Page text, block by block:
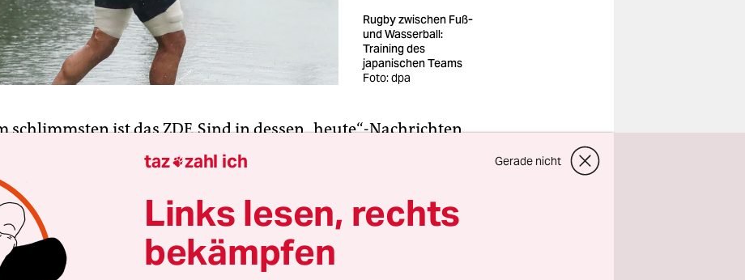
Rugby zwischen Fuß-
und Wasserball:
Training des
japanischen Teams
Foto: dpa
schlimmsten ist das ZDF. Sind in dessen „heute“-Nachrichten
die Schreckensmeldungen verlesen, wird sich dem „Norbert“
der „Kristin“ zugewandt. „Und nun zu etwas
dem Sport.“ Dann gibt’s deutsche Siege, an diesem
aus Hawaii vom Ironman. Aber dass dort, bei der
WM auf der Südseeinsel, Athleten reihenweise
gehört nicht ins positive Profil, das der Sport dort
taz zahl ich Gerade nicht
Links lesen, rechts
bekämpfen